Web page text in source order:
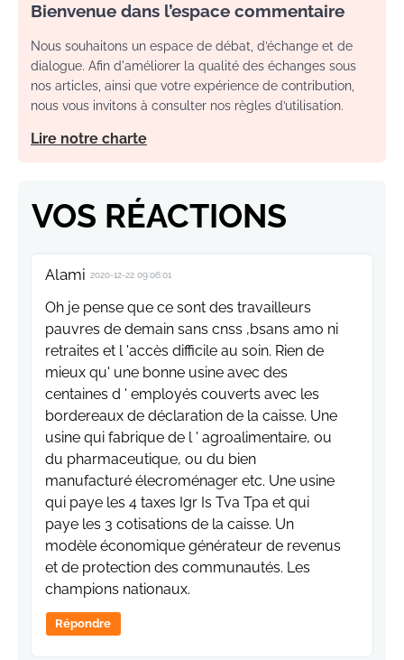
Bienvenue dans l’espace commentaire
Nous souhaitons un espace de débat, d’échange et de
dialogue. Afin d'améliorer la qualité des échanges sous
nos articles, ainsi que votre expérience de contribution,
nous vous invitons à consulter nos règles d’utilisation.
Lire notre charte
VOS RÉACTIONS
Alami 2020-12-22 09:06:01
Oh je pense que ce sont des travailleurs
pauvres de demain sans cnss ,bsans amo ni
retraites et l 'accès difficile au soin. Rien de
mieux qu' une bonne usine avec des
centaines d ' employés couverts avec les
bordereaux de déclaration de la caisse. Une
usine qui fabrique de l ' agroalimentaire, ou
du pharmaceutique, ou du bien
manufacturé élecroménager etc. Une usine
qui paye les 4 taxes Igr Is Tva Tpa et qui
paye les 3 cotisations de la caisse. Un
modèle économique générateur de revenus
et de protection des communautés. Les
champions nationaux.
Répondre